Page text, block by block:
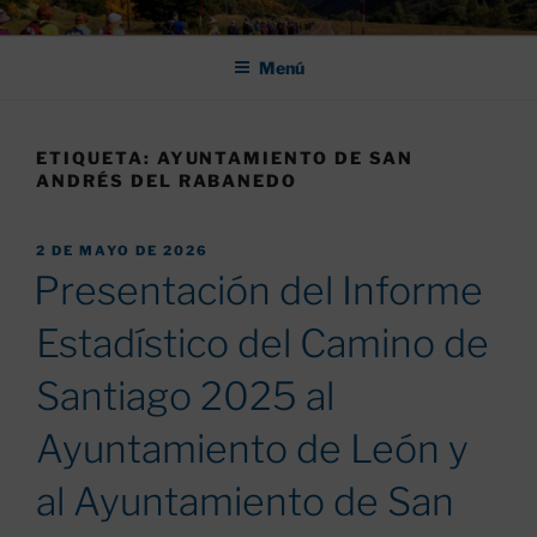
Saltar
al
ASOCIACIÓN DE AMIGOS DEL
CAMINO DE SANTIAGO DE
Menú
ETIQUETA: AYUNTAMIENTO DE SAN
ANDRÉS DEL RABANEDO
PUBLICADO
2 DE MAYO DE 2026
Presentación del Informe
Estadístico del Camino de
Santiago 2025 al
Ayuntamiento de León y
al Ayuntamiento de San